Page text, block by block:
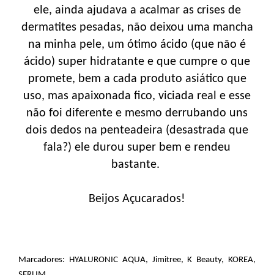
ele, ainda ajudava a acalmar as crises de
dermatites pesadas, não deixou uma mancha
na minha pele, um ótimo ácido (que não é
ácido) super hidratante e que cumpre o que
promete, bem a cada produto asiático que
uso, mas apaixonada fico, viciada real e esse
não foi diferente e mesmo derrubando uns
dois dedos na penteadeira (desastrada que
fala?) ele durou super bem e rendeu
bastante.
Beijos Açucarados!
Marcadores: HYALURONIC AQUA, Jimitree,K Beauty,KOREA,